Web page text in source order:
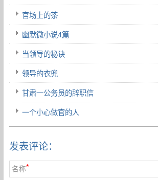
官场上的茶
幽默微小说4篇
当领导的秘诀
领导的衣兜
甘肃一公务员的辞职信
一个小心做官的人
发表评论：
名称*